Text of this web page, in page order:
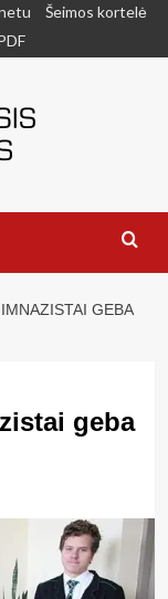
Šeimos kortelė
GEBA
geba